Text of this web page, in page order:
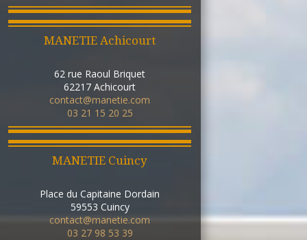
MANETIE Achicourt
62 rue Raoul Briquet
62217 Achicourt
contact@manetie.com
03 21 15 20 25
MANETIE Cuincy
Place du Capitaine Dordain
59553 Cuincy
contact@manetie.com
03 27 98 53 39